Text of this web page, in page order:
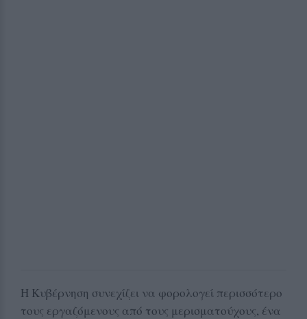
Η Κυβέρνηση συνεχίζει να φορολογεί περισσότερο
τους εργαζόμενους από τους μερισματούχους, ένα